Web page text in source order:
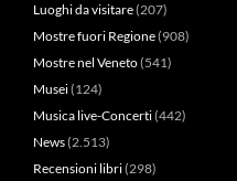
Luoghi da visitare(207)
Mostre fuori Regione(908)
Mostre nel Veneto(541)
Musei(124)
Musica live-Concerti(442)
News(2.513)
Recensioni libri(298)